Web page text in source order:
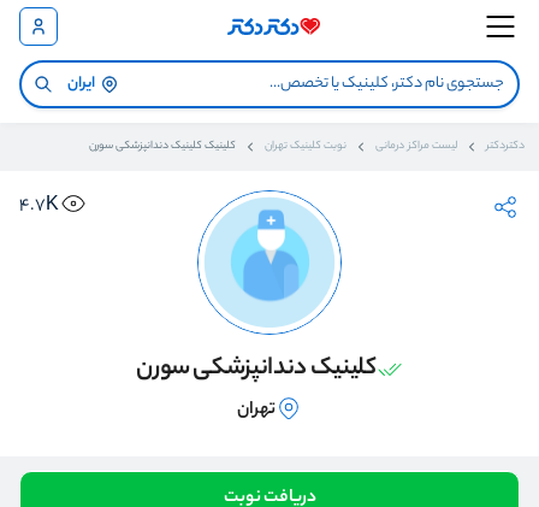
ایران
دکتردکتر لیست مراکز درمانی نوبت کلینیک تهران کلینیک کلینیک دندانپزشکی سورن
4.7K
کلینیک دندانپزشکی سورن
تهران
دریافت نوبت